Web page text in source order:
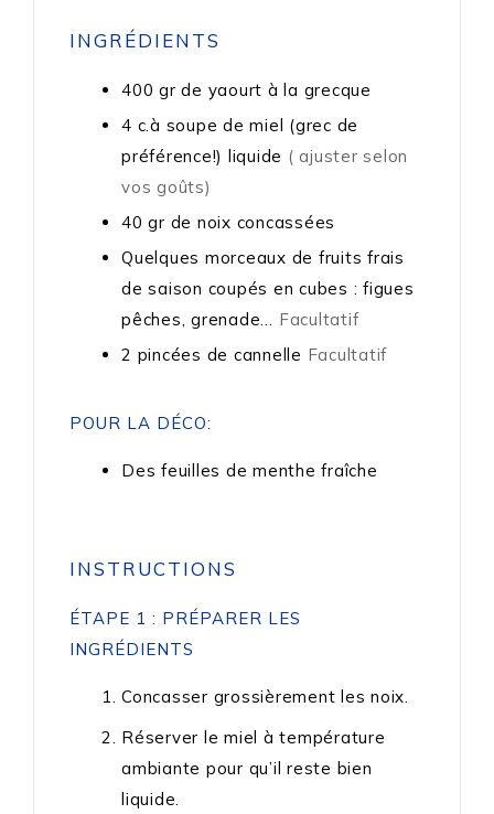
INGRÉDIENTS
400 gr de yaourt à la grecque
4 c.à soupe de miel (grec de
préférence!) liquide ( ajuster selon
vos goûts)
40 gr de noix concassées
Quelques morceaux de fruits frais
de saison coupés en cubes : figues
pêches, grenade… Facultatif
2 pincées de cannelle Facultatif
POUR LA DÉCO:
Des feuilles de menthe fraîche
INSTRUCTIONS
ÉTAPE 1 : PRÉPARER LES
INGRÉDIENTS
Concasser grossièrement les noix.
Réserver le miel à température
ambiante pour qu’il reste bien
liquide.